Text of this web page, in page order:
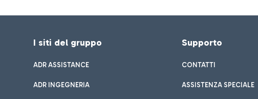
I siti del gruppo
ADR ASSISTANCE
ADR INGEGNERIA
Supporto
CONTATTI
ASSISTENZA SPECIALE